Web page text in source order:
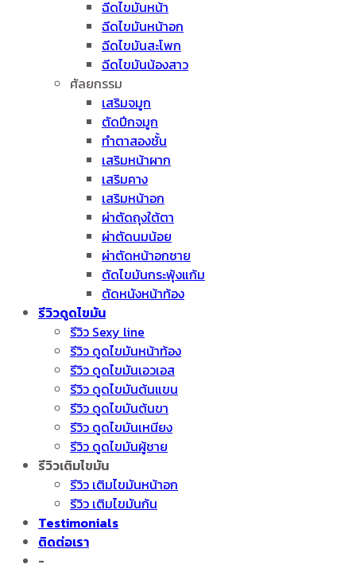
ฉีดไขมันหน้า
ฉีดไขมันหน้าอก
ฉีดไขมันสะโพก
ฉีดไขมันน้องสาว
ศัลยกรรม
เสริมจมูก
ตัดปีกจมูก
ทำตาสองชั้น
เสริมหน้าผาก
เสริมคาง
เสริมหน้าอก
ผ่าตัดถุงใต้ตา
ผ่าตัดนมน้อย
ผ่าตัดหน้าอกชาย
ตัดไขมันกระพุ้งแก้ม
ตัดหนังหน้าท้อง
รีวิวดูดไขมัน
รีวิว Sexy line
รีวิว ดูดไขมันหน้าท้อง
รีวิว ดูดไขมันเอวเอส
รีวิว ดูดไขมันต้นแขน
รีวิว ดูดไขมันต้นขา
รีวิว ดูดไขมันเหนียง
รีวิว ดูดไขมันผู้ชาย
รีวิวเติมไขมัน
รีวิว เติมไขมันหน้าอก
รีวิว เติมไขมันก้น
Testimonials
ติดต่อเรา
-